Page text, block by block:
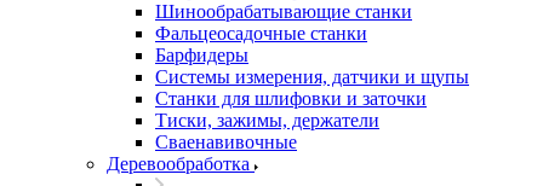
Шинообрабатывающие станки
Фальцеосадочные станки
Барфидеры
Системы измерения, датчики и щупы
Станки для шлифовки и заточки
Тиски, зажимы, держатели
Cваенавивочные
Деревообработка